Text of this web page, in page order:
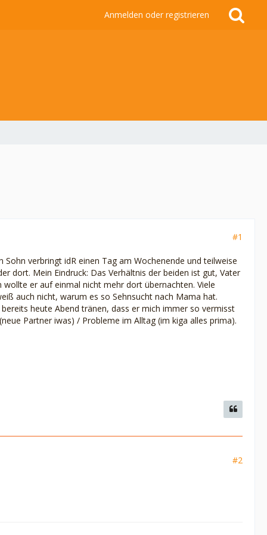
Anmelden oder registrieren
#1
verbringt idR einen Tag am Wochenende und teilweise
dort. Mein Eindruck: Das Verhältnis der beiden ist gut, Vater
er auf einmal nicht mehr dort übernachten. Viele
auch nicht, warum es so Sehnsucht nach Mama hat.
heute Abend tränen, dass er mich immer so vermisst
Partner iwas) / Probleme im Alltag (im kiga alles prima).
#2